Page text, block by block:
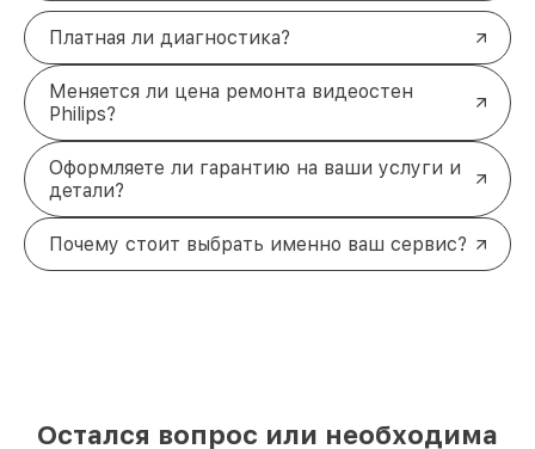
Платная ли диагностика?
Меняется ли цена ремонта видеостен
Philips?
Оформляете ли гарантию на ваши услуги и
детали?
Почему стоит выбрать именно ваш сервис?
Остался вопрос или необходима